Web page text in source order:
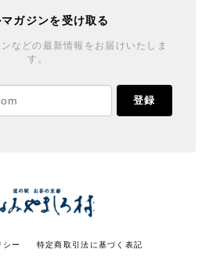
マガジンを受け取る
などの最新情報をお届けいたしま
す。
登録
シー 特定商取引法に基づく表記